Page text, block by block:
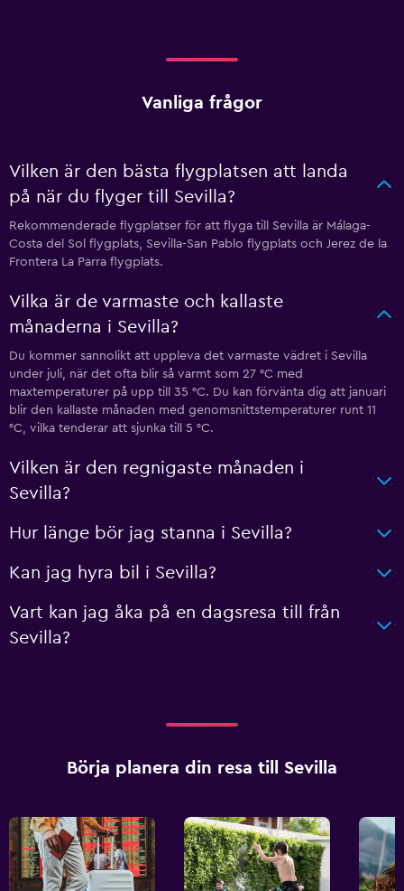
Vanliga frågor
Vilken är den bästa flygplatsen att landa
på när du flyger till Sevilla?
Rekommenderade flygplatser för att flyga till Sevilla är Málaga-
Costa del Sol flygplats, Sevilla-San Pablo flygplats och Jerez de la
Frontera La Parra flygplats.
Vilka är de varmaste och kallaste
månaderna i Sevilla?
Du kommer sannolikt att uppleva det varmaste vädret i Sevilla
under juli, när det ofta blir så varmt som 27 °C med
maxtemperaturer på upp till 35 °C. Du kan förvänta dig att januari
blir den kallaste månaden med genomsnittstemperaturer runt 11
°C, vilka tenderar att sjunka till 5 °C.
Vilken är den regnigaste månaden i
Sevilla?
Hur länge bör jag stanna i Sevilla?
Kan jag hyra bil i Sevilla?
Vart kan jag åka på en dagsresa till från
Sevilla?
Börja planera din resa till Sevilla